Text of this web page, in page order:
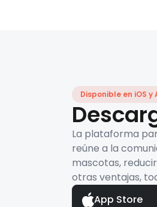
Disponible en iOS y
La plataforma
reúne a la
mascotas,
otras ventajas,
App Store